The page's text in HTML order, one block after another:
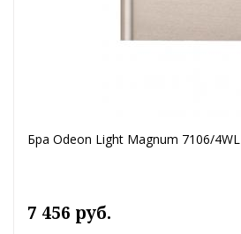
Бра Odeon Light Magnum 7106/4WL
7 456 руб.